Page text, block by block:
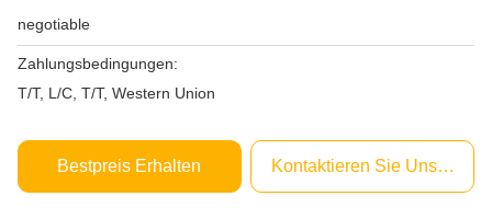
negotiable
Zahlungsbedingungen:
T/T, L/C, T/T, Western Union
Bestpreis Erhalten Kontaktieren Sie Uns Jetzt